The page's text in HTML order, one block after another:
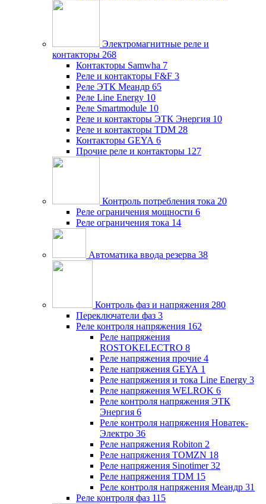
Электромагнитные реле и
контакторы 268
Контакторы Samwha 7
Реле и контакторы F&F 3
Реле ЭТК Меандр 65
Реле Line Energy 10
Реле Smartmodule 10
Реле и контакторы ЭТК Энергия 10
Реле и контакторы TDM 28
Контакторы GEYA 6
Прочие реле и контакторы 127
Контроль потребления тока 20
Реле ограничения мощности 6
Реле ограничения тока 14
Автоматика ввода резерва 38
Контроль фаз и напряжения 280
Переключатели фаз 3
Реле контроля напряжения 162
Реле напряжения
ROSTOKELECTRO 8
Реле напряжения прочие 4
Реле напряжения GEYA 1
Реле напряжения и тока Line Energy 3
Реле напряжения WELROK 6
Реле контроля напряжения ЭТК
Энергия 6
Реле контроля напряжения Новатек-
Электро 36
Реле напряжения Robiton 2
Реле напряжения TOMZN 18
Реле напряжения Sinotimer 32
Реле напряжения TDM 15
Реле контроля напряжения Меандр 31
Реле контроля фаз 115